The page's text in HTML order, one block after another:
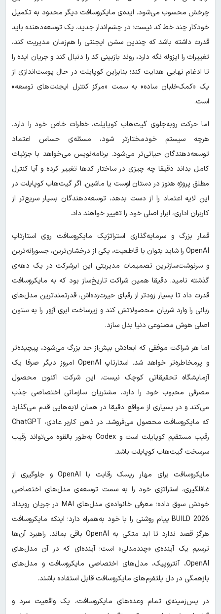
چرخش محسوب می‌شود. ایده‌ی مایکروسافت دیگر محدود به تکمیل
خودکار چند خط کد نیست؛ در چشم‌انداز جدید، یک توسعه‌دهنده باید
قدرت داشته باشد که چندین سشن ایجنتی را هم‌زمان مدیریت کند،
تغییرات را ایزوله نگه دارد، روند بازبینی کد را دنبال کند و جریان ایده را
تا ادغام نهایی هدایت کند؛ بنابراین کوپایلت در حال پوست‌اندازی از
یک «کمک‌خلبان ساده» به سمت «مرکز کنترل ایجنت‌های توسعه»
است.
اما حرکت روبه‌جلوی گیت‌هاب کوپایلت، خطرات خاص خود را دارد.
هرچه سیستم خودمختارتر شود، مسئله‌ی حساس اعتماد
توسعه‌دهندگان حیاتی‌تر می‌شود. برنامه‌نویس می‌خواهد با جزئیات
کامل بداند دقیقا چه چیزی در ساختار کدها تغییر کرده و آیا کنترل
مطلق پروژه هنوز در دستان اوست یا ماشین. اگر گیت‌هاب کوپایلت در
این لایه اعتماد را از دست بدهد، توسعه‌دهندگان بسیار سریع‌تر از
کاربران اداری، ابزار اصلی خود را تغییر خواهند داد.
قمار بزرگ و سرمایه‌گذاری استراتژیک مایکروسافت روی استارتاپ
OpenAI را شاید بتوان با قاطعیت، یکی از درخشان‌ترین، جسورانه‌ترین
و سرنوشت‌سازترین تصمیمات مدیریتی این ابرشرکت در یک دهه‌ی
گذشته نامید. دقیقا همین شراکت تاریخ‌ساز بود که به مایکروسافت
قدرت داد تا بسیار زودتر از رقبای حیرت‌زده‌اش، قدرتمندترین مدل‌های
زبانی را وارد شریان محصولاتش کند و زیرساخت ابری آژور را به ستون
اصلی هوش مصنوعی دنیا بدل سازد.
اما هر شراکت موفقی که ابعادش بیش‌از حد بزرگ می‌شود، پیچیده‌تر
و پرمخاطره‌تر خواهد شد. استارتاپ OpenAI امروز دیگر صرفا یک
آزمایشگاه تحقیقاتی کوچک نیست. این شرکت اکنون محصول
مصرفی محبوب خود را دارد، مشتریان سازمانی اختصاصی جذب
می‌کند و در بسیاری از مواقع دقیقا در همان لایه‌هایی قدم می‌گذارد
که مایکروسافت محصول می‌فروشد. در ذهن کاربر عادی، ChatGPT
رقیب مستقیم کوپایلت است و Codex به‌طور بالقوه می‌تواند رقیب
سرسخت گیت‌هاب کوپایلت باشد.
مایکروسافت برای مهار ریسک رقابت با OpenAI و جلوگیری از
غافلگیری، استراتژی خود را به سمت توسعه‌ی مدل‌های اختصاصی
خودش سوق داده؛ معرفی خانواده‌ی مدل‌های MAI در جریان رویداد
BUILD 2026 پیام روشنی را با خود به‌همراه دارد؛ اینکه مایکروسافت
هرگز قصد ندارد تا ابد متکی به OpenAI باقی بماند. راهبرد آن‌ها
ترسیم یک آینده‌ی «چندمدلی» است؛ آینده‌ای که در آن مدل‌های
OpenAI، آنتروپیک، مدل‌های اختصاصی مایکروسافت و مدل‌های
بازهمگی در دل پلتفرم‌های مایکروسافت قابل استفاده باشند.
در پس‌زمینه‌ی تمام وعده‌های مایکروسافت، یک واقعیت سرد و